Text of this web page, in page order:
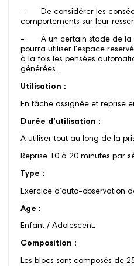
- De considérer les
comportements sur leur
- A un certain stade de la
pourra utiliser l'espace
à la fois les pensées
générées.
Utilisation :
En tâche assignée et reprise
Durée d’utilisation :
A utiliser tout au long de la
Reprise 10 à 20 minutes par
Type :
Exercice d’auto-observation
Age :
Enfant / Adolescent.
Composition :
Les blocs sont composés de